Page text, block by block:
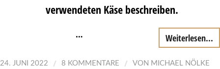
verwendeten Käse beschreiben.
… Weiterlesen...
24. JUNI 2022 / 8 KOMMENTARE / VON MICHAEL NÖLKE